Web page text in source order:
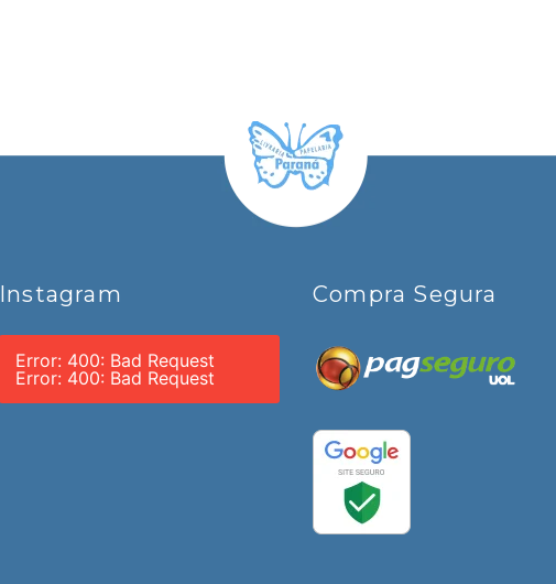
Instagram
Error: 400: Bad Request
Error: 400: Bad Request
Compra Segura